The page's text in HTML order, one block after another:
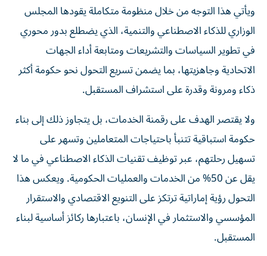
ويأتي هذا التوجه من خلال منظومة متكاملة يقودها المجلس
الوزاري للذكاء الاصطناعي والتنمية، الذي يضطلع بدور محوري
في تطوير السياسات والتشريعات ومتابعة أداء الجهات
الاتحادية وجاهزيتها، بما يضمن تسريع التحول نحو حكومة أكثر
ذكاء ومرونة وقدرة على استشراف المستقبل.
ولا يقتصر الهدف على رقمنة الخدمات، بل يتجاوز ذلك إلى بناء
حكومة استباقية تتنبأ باحتياجات المتعاملين وتسهر على
تسهيل رحلتهم، عبر توظيف تقنيات الذكاء الاصطناعي في ما لا
يقل عن 50% من الخدمات والعمليات الحكومية. ويعكس هذا
التحول رؤية إماراتية ترتكز على التنويع الاقتصادي والاستقرار
المؤسسي والاستثمار في الإنسان، باعتبارها ركائز أساسية لبناء
المستقبل.